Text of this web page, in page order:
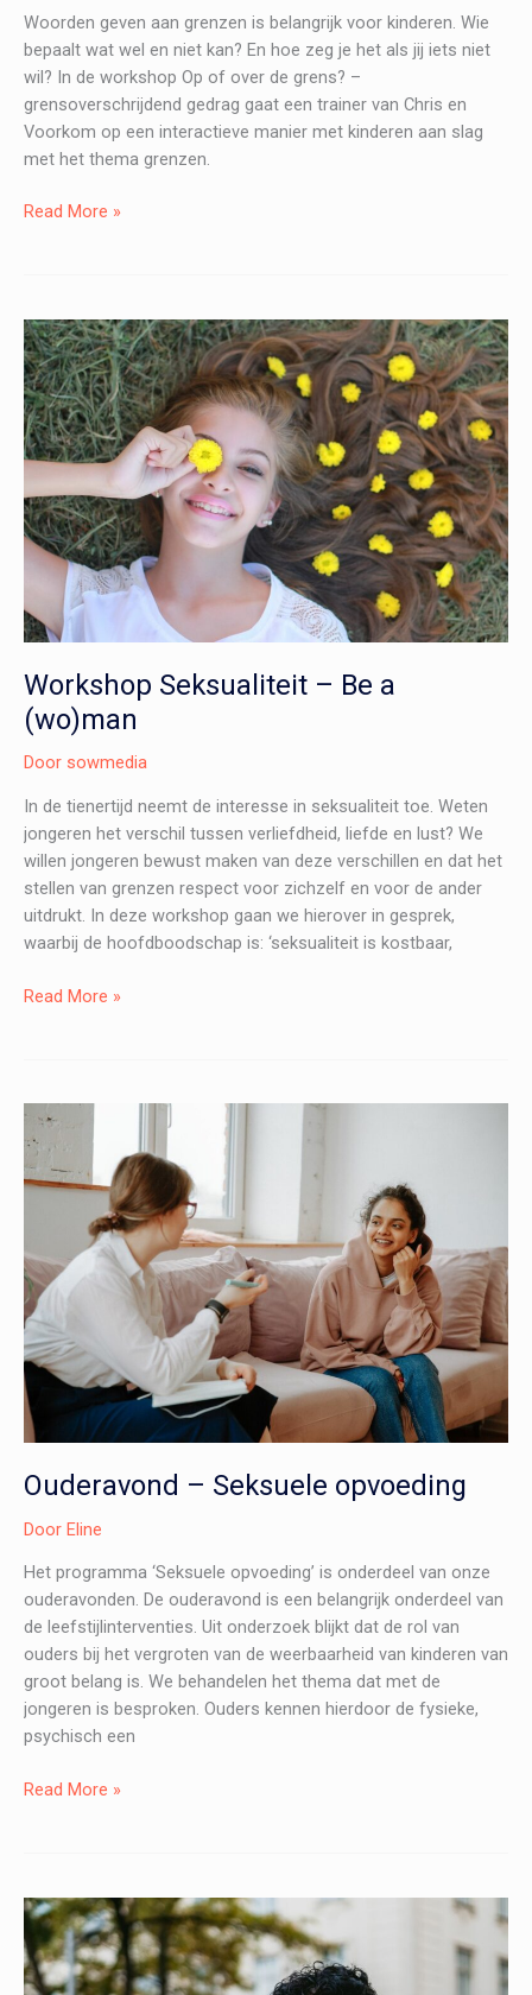
Woorden geven aan grenzen is belangrijk voor kinderen. Wie
bepaalt wat wel en niet kan? En hoe zeg je het als jij iets niet
wil? In de workshop Op of over de grens? –
grensoverschrijdend gedrag gaat een trainer van Chris en
Voorkom op een interactieve manier met kinderen aan slag
met het thema grenzen.
Workshop
de
Grens
–
Grensoverschrijdend
gedrag
Read More »
Workshop Seksualiteit – Be a
(wo)man
Door sowmedia
In de tienertijd neemt de interesse in seksualiteit toe. Weten
jongeren het verschil tussen verliefdheid, liefde en lust? We
willen jongeren bewust maken van deze verschillen en dat het
stellen van grenzen respect voor zichzelf en voor de ander
uitdrukt. In deze workshop gaan we hierover in gesprek,
waarbij de hoofdboodschap is: ‘seksualiteit is kostbaar,
Workshop
a
(wo)man
Read More »
Ouderavond – Seksuele opvoeding
Door Eline
Het programma ‘Seksuele opvoeding’ is onderdeel van onze
ouderavonden. De ouderavond is een belangrijk onderdeel van
de leefstijlinterventies. Uit onderzoek blijkt dat de rol van
ouders bij het vergroten van de weerbaarheid van kinderen van
groot belang is. We behandelen het thema dat met de
jongeren is besproken. Ouders kennen hierdoor de fysieke,
psychisch een
Ouderavond
Read More »